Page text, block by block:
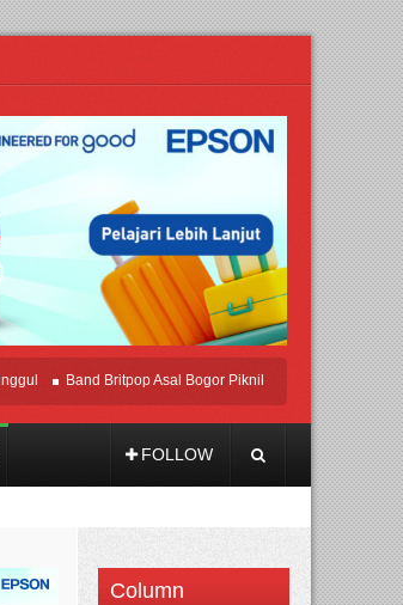
Band Britpop Asal Bogor Piknik Rilis Mini Album
FOLLOW
Column